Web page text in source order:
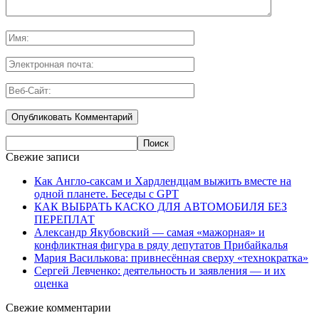
Свежие записи
Как Англо-саксам и Хардлендцам выжить вместе на
одной планете. Беседы с GPT
КАК ВЫБРАТЬ КАСКО ДЛЯ АВТОМОБИЛЯ БЕЗ
ПЕРЕПЛАТ
Александр Якубовский — самая «мажорная» и
конфликтная фигура в ряду депутатов Прибайкалья
Мария Василькова: привнесённая сверху «технократка»
Сергей Левченко: деятельность и заявления — и их
оценка
Свежие комментарии